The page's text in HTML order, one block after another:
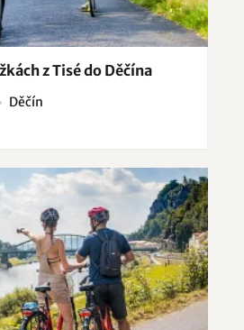
z Tisé do Děčína
Děčín